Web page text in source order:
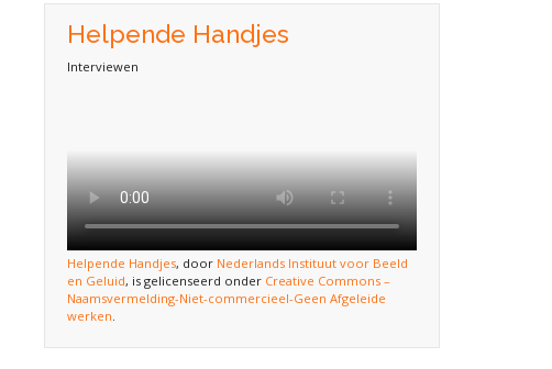
Helpende Handjes
Interviewen
Helpende Handjes, door Nederlands Instituut voor Beeld
en Geluid, is gelicenseerd onder Creative Commons –
Naamsvermelding-Niet-commercieel-Geen Afgeleide
werken.